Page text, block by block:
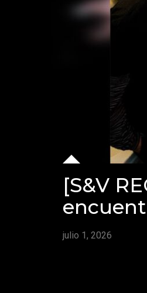
[S&V
julio 1, 2026